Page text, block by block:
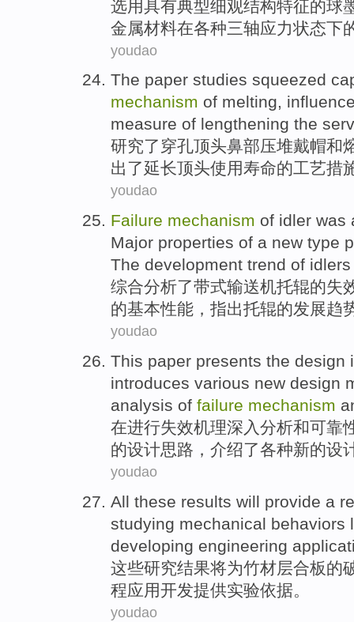
选用具有典型细观结构特征的球
金属材料在各种三轴应力状态下
youdao
The paper studies squeezed
mechanism of melting,
measure of lengthening the
研究了穿孔顶头鼻部压堆戴帽和
出了延长顶头使用寿命的工艺措
youdao
Failure mechanism of idler was
Major properties of a new type
The development trend of idlers
综合分析了带式输送机托辊的失
的基本性能 ， 指出托辊的发展趋
youdao
This paper presents the design
introduces various new design
analysis of failure mechanism
在进行失效机理深入分析和可靠
的设计思路 ， 介绍了各种新的设
youdao
All these results will provide a
studying mechanical behaviors
developing engineering
这些研究结果将为竹材层合板的
程应用开发提供实验依据。
youdao